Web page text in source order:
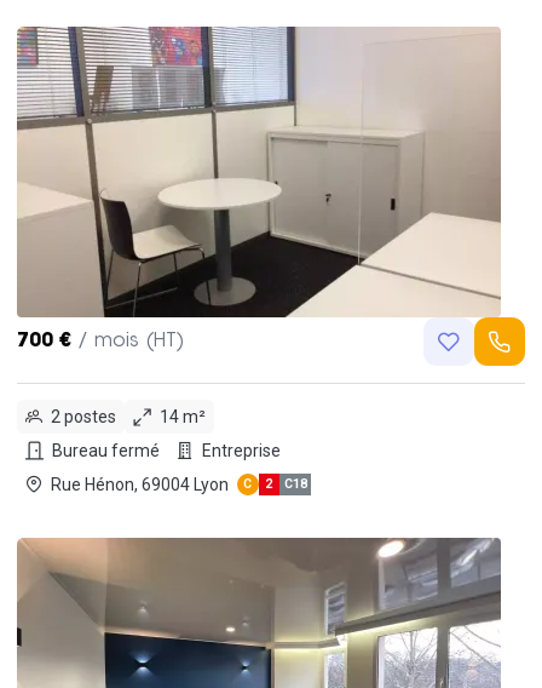
700 € / mois (HT)
2 postes
14 m²
Bureau fermé
Entreprise
Rue Hénon, 69004 Lyon
C 2 C18